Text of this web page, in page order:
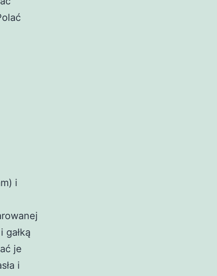
i
gałką
je
i